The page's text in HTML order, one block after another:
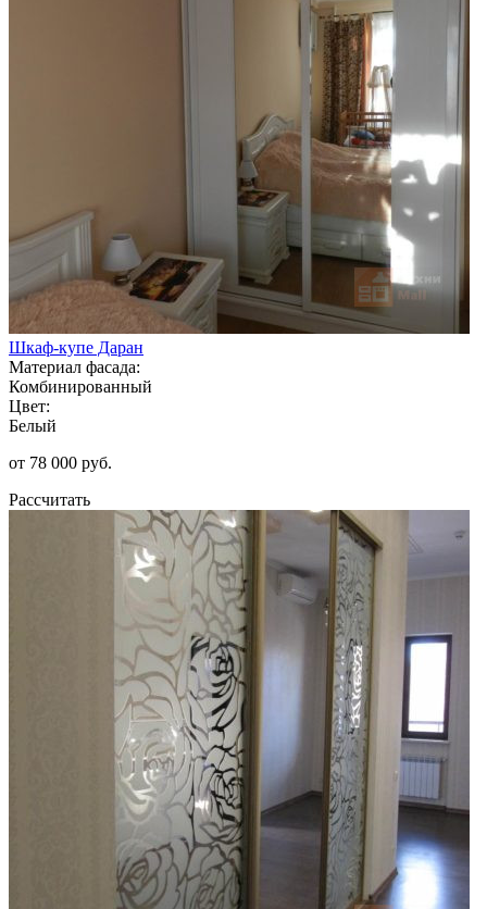
Шкаф-купе Даран
Материал фасада:
Комбинированный
Цвет:
Белый
от 78 000 руб.
Рассчитать